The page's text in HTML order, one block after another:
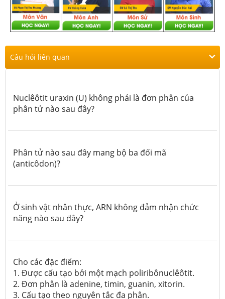
Câu hỏi liên quan
Nuclêôtit uraxin (U) không phải là đơn phân của
phân tử nào sau đây?
Phân tử nào sau đây mang bộ ba đối mã
(anticôdon)?
Ở sinh vật nhân thực, ARN không đảm nhận chức
năng nào sau đây?
Cho các đặc điểm:
1. Được cấu tạo bởi một mạch poliribônuclêôtit.
2. Đơn phân là adenine, timin, guanin, xitorin.
3. Cấu tạo theo nguyên tắc đa phân.